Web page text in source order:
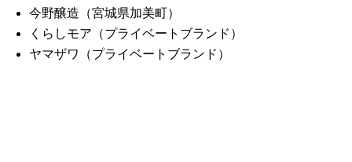
今野醸造（宮城県加美町）
くらしモア（プライベートブランド）
ヤマザワ（プライベートブランド）